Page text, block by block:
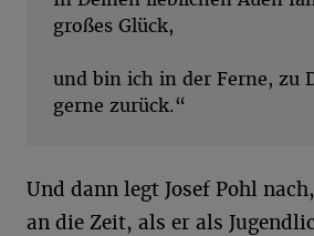
großes Glück,
und bin ich in der Ferne, zu
gerne zurück.“
Und dann legt Josef Pohl
an die Zeit, als er als